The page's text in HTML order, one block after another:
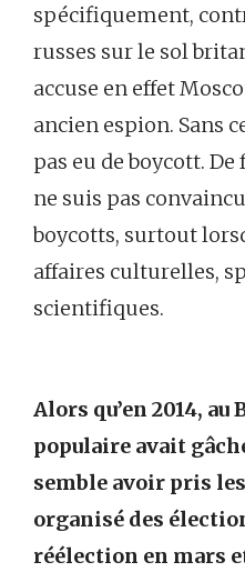
spécifiquement,
russes sur le sol
accuse en effet
ancien espion. Sans
pas eu de boycott.
ne suis pas
boycotts, surtout
affaires culturelles,
scientifiques.
Alors qu’en 2014,
populaire avait
semble avoir pris
organisé des
réélection en mars